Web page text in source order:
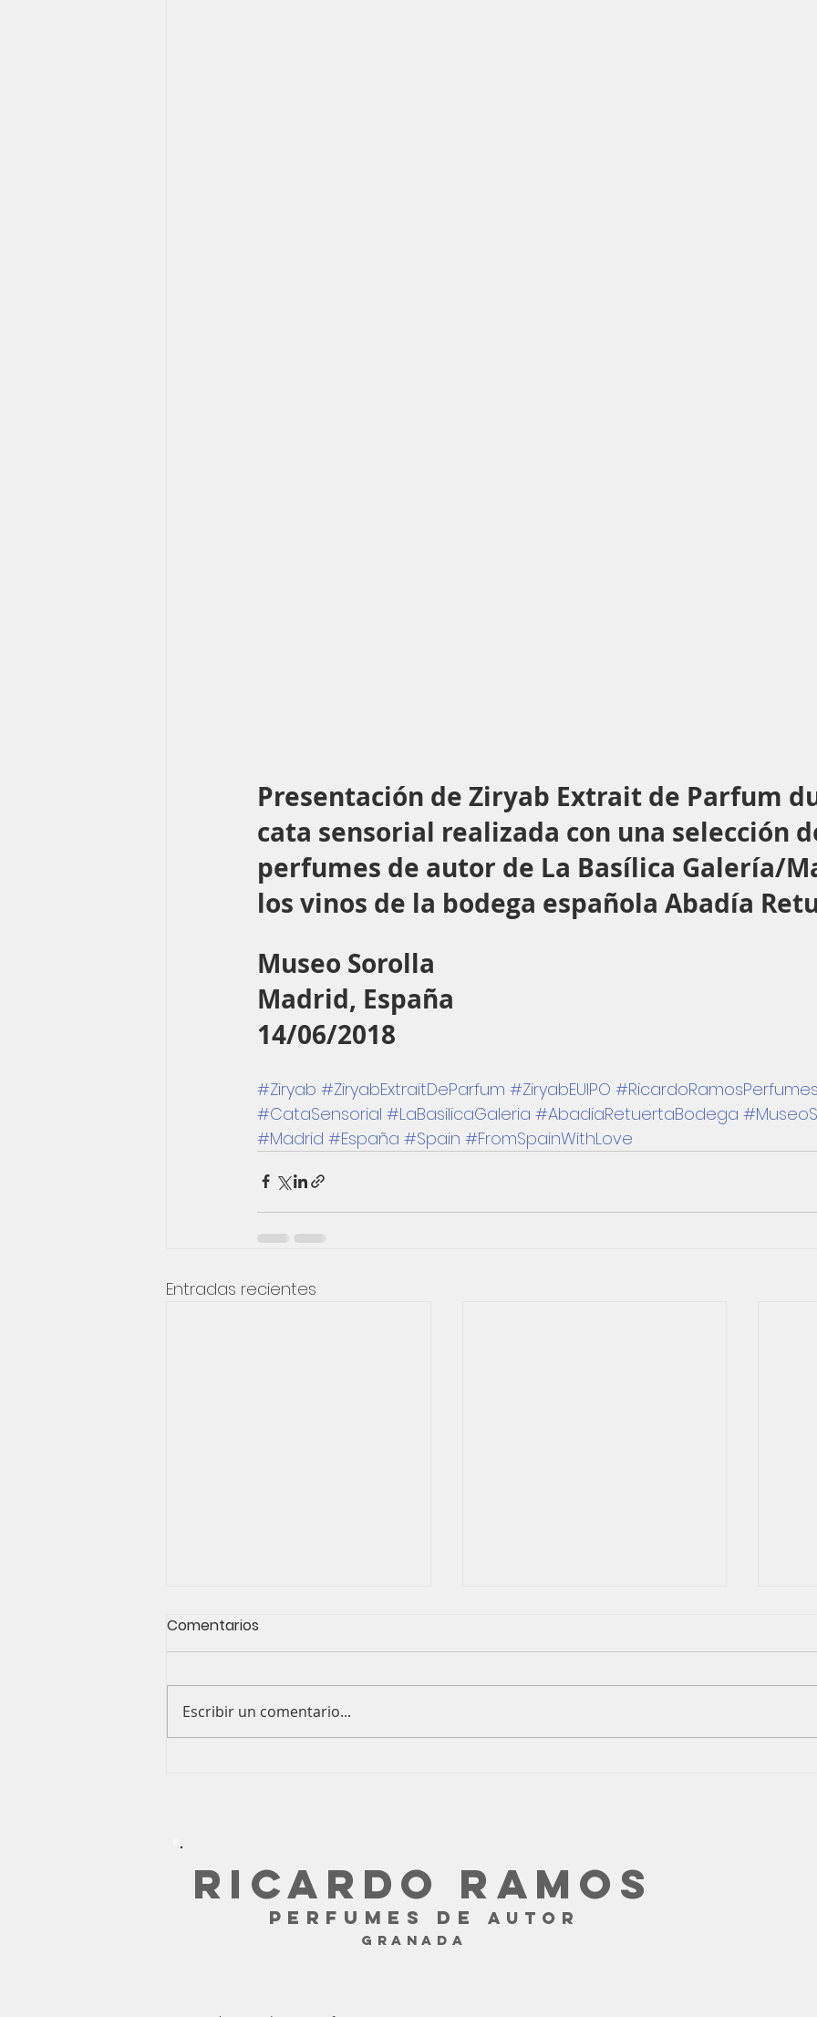
Presentación de Ziryab Extrait de Parfum
cata sensorial realizada con una selección
perfumes de autor de La Basílica Galería/
los vinos de la bodega española Abadía
Museo Sorolla
Madrid, España
14/06/2018
#Ziryab #ZiryabExtraitDeParfum #ZiryabEUIPO
#CataSensorial #LaBasilicaGaleria #AbadiaRetuertaBodega
#Madrid #España #Spain #FromSpainWithLove
Entradas recientes
Comentarios
Escribir un comentario...
RICARDO RAMOS
PERFUMES DE AUTOR
GRANADA